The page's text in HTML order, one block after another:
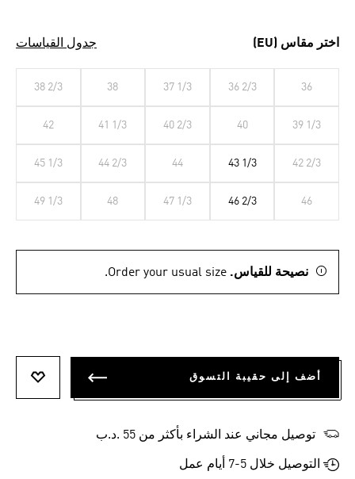
اختر مقاس (EU) جدول القياسات
36
36 2/3
37 1/3
38
38 2/3
39 1/3
40
40 2/3
41 1/3
42
42 2/3
43 1/3
44
44 2/3
45 1/3
46
46 2/3
47 1/3
48
49 1/3
نصيحة للقياس. Order your usual size.
أضف إلى حقيبة التسوق
توصيل مجاني عند الشراء بأكثر من 55 .د.ب‎
التوصيل خلال 5-7 أيام عمل